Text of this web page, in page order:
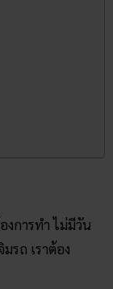
งการทำ ไม่มีวัน
รถ เราต้อง